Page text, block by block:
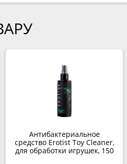
Антибактериальное
средство Erotist Toy Cleaner,
для обработки игрушек, 150